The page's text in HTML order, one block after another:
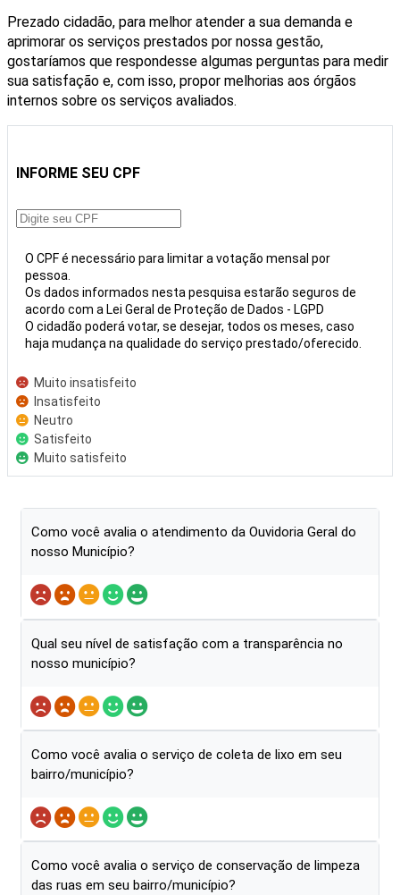
Prezado cidadão, para melhor atender a sua demanda e
aprimorar os serviços prestados por nossa gestão,
gostaríamos que respondesse algumas perguntas para medir
sua satisfação e, com isso, propor melhorias aos órgãos
internos sobre os serviços avaliados.
INFORME SEU CPF
O CPF é necessário para limitar a votação mensal por
pessoa.
Os dados informados nesta pesquisa estarão seguros de
acordo com a Lei Geral de Proteção de Dados - LGPD
O cidadão poderá votar, se desejar, todos os meses, caso
haja mudança na qualidade do serviço prestado/oferecido.
Muito insatisfeito
Insatisfeito
Neutro
Satisfeito
Muito satisfeito
Como você avalia o atendimento da Ouvidoria Geral do
nosso Município?
Qual seu nível de satisfação com a transparência no
nosso município?
Como você avalia o serviço de coleta de lixo em seu
bairro/município?
Como você avalia o serviço de conservação de limpeza
das ruas em seu bairro/município?